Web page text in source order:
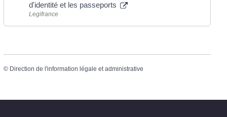
d'identité et les passeports
Legifrance
© Direction de l'information légale et administrative